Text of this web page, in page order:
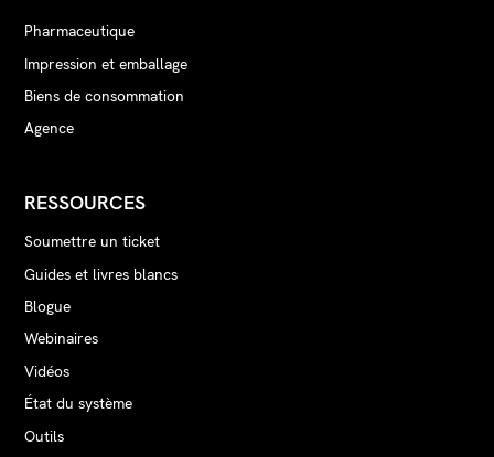
Pharmaceutique
Impression et emballage
Biens de consommation
Agence
RESSOURCES
Soumettre un ticket
Guides et livres blancs
Blogue
Webinaires
Vidéos
État du système
Outils